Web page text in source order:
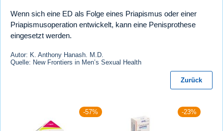
Wenn sich eine ED als Folge eines Priapismus oder einer
Priapismusoperation entwickelt, kann eine Penisprothese
eingesetzt werden.
Autor: K. Anthony Hanash. M.D.
Quelle: New Frontiers in Men’s Sexual Health
Zurück
-57% -23%